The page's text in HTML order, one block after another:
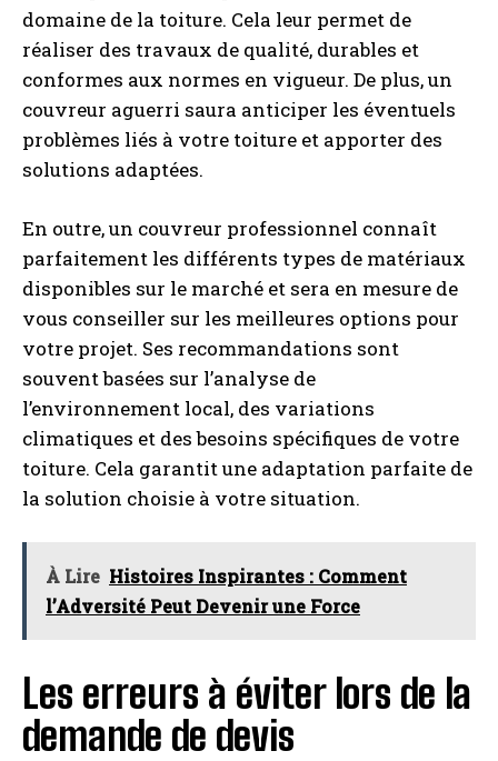
domaine de la toiture. Cela leur permet de
réaliser des travaux de qualité, durables et
conformes aux normes en vigueur. De plus, un
couvreur aguerri saura anticiper les éventuels
problèmes liés à votre toiture et apporter des
solutions adaptées.
En outre, un couvreur professionnel connaît
parfaitement les différents types de matériaux
disponibles sur le marché et sera en mesure de
vous conseiller sur les meilleures options pour
votre projet. Ses recommandations sont
souvent basées sur l’analyse de
l’environnement local, des variations
climatiques et des besoins spécifiques de votre
toiture. Cela garantit une adaptation parfaite de
la solution choisie à votre situation.
À Lire Histoires Inspirantes : Comment
l’Adversité Peut Devenir une Force
Les erreurs à éviter lors de la
demande de devis